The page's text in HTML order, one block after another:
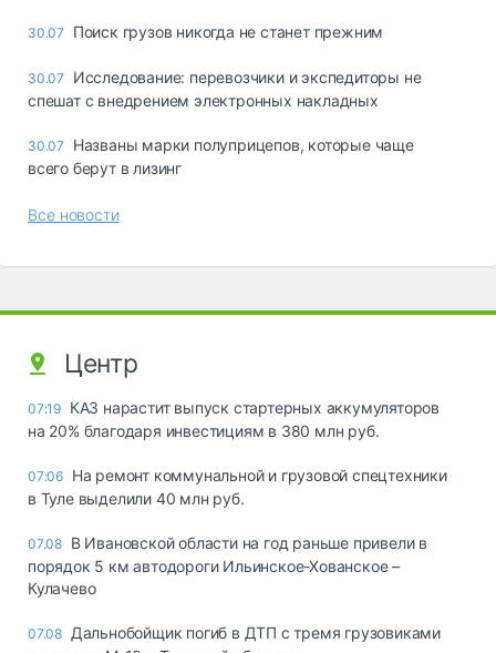
30.07 Поиск грузов никогда не станет прежним
30.07
Исследование: перевозчики и экспедиторы не
спешат с внедрением электронных накладных
30.07
Названы марки полуприцепов, которые чаще
всего берут в лизинг
Все новости
Центр
07:19 КАЗ нарастит выпуск стартерных аккумуляторов
на 20% благодаря инвестициям в 380 млн руб.
07:06 На ремонт коммунальной и грузовой спецтехники
в Туле выделили 40 млн руб.
07.08 В Ивановской области на год раньше привели в
порядок 5 км автодороги Ильинское-Хованское –
Кулачево
07.08 Дальнобойщик погиб в ДТП с тремя грузовиками